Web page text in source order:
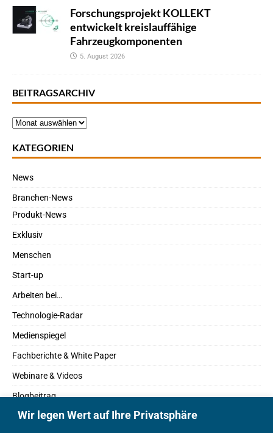
Wir legen Wert auf Ihre Privatsphäre
Forschungsprojekt KOLLEKT
entwickelt kreislauffähige
Fahrzeugkomponenten
5. August 2026
BEITRAGSARCHIV
KATEGORIEN
News
Branchen-News
Produkt-News
Exklusiv
Menschen
Start-up
Arbeiten bei…
Technologie-Radar
Medienspiegel
Fachberichte & White Paper
Webinare & Videos
Blogbeitrag
Fachbücher